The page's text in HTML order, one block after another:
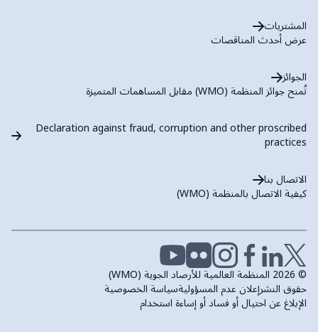
المشتريات
عرض أحدث المناقصات
الجوائز
تُمنح جوائز المنظمة (WMO) مقابل المساهمات المتميزة
Declaration against fraud, corruption and other proscribed
practices
الاتصال بنا
كيفية الاتصال بالمنظمة (WMO)
© 2026 المنظمة العالمية للأرصاد الجوية (WMO)
حقوق النشرإعلان عدم المسؤوليةسياسة الخصوصية
الإبلاغ عن احتيال أو فساد أو إساءة استخدام